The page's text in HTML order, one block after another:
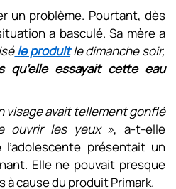
un problème. Pourtant, dès
a basculé. Sa mère a
le produitle dimanche soir,
qu’elle essayait cette eau
visage avait tellement gonflé
ouvrir les yeux », a-t-elle
présentait un
Elle ne pouvait presque
à cause du produit Primark.